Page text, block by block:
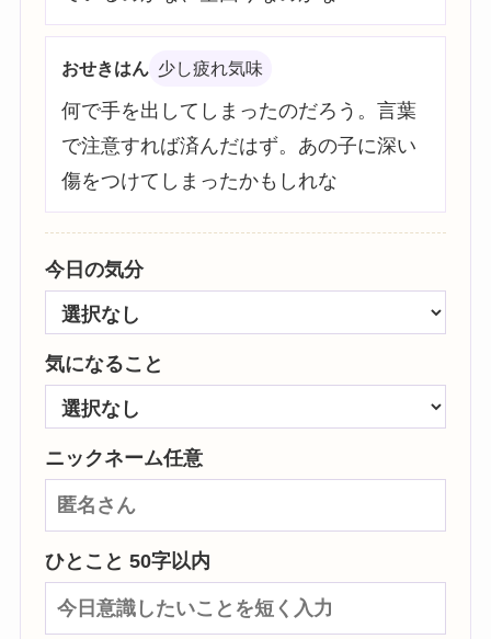
おせきはん 少し疲れ気味
何で手を出してしまったのだろう。言葉
で注意すれば済んだはず。あの子に深い
傷をつけてしまったかもしれな
今日の気分
気になること
ニックネーム任意
ひとこと 50字以内